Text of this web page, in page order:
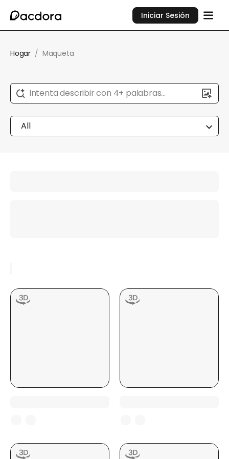
Iniciar Sesión
Hogar / Maqueta
Intenta describir con 4+ palabras...
All